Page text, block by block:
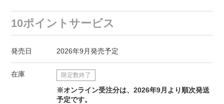
10ポイントサービス
発売日 2026年9月発売予定
在庫 限定数終了
※オンライン受注分は、2026年9月より順次発送
予定です。